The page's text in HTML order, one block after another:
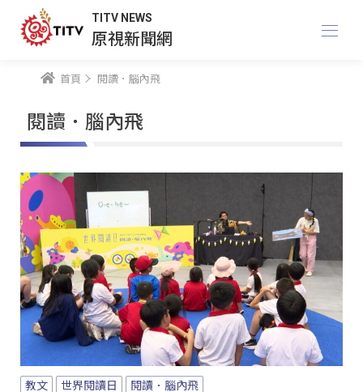
TITV NEWS
原視新聞網
首頁 閱讀．腦內飛
閱讀．腦內飛
教文 世界閱讀日 閱讀．腦內飛